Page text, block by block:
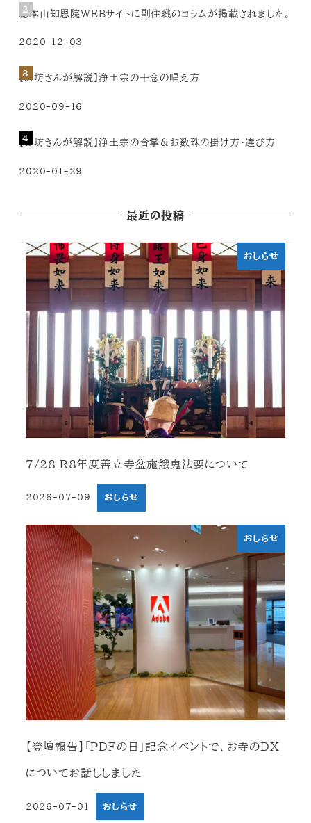
総本山知恩院WEBサイトに副住職のコラムが掲載されました。
2020-12-03
【お坊さんが解説】浄土宗の十念の唱え方
2020-09-16
【お坊さんが解説】浄土宗の合掌＆お数珠の掛け方・選び方
2020-01-29
最近の投稿
おしらせ
7/28 R8年度善立寺盆施餓鬼法要について
2026-07-09 おしらせ
おしらせ
【登壇報告】「PDFの日」記念イベントで、お寺のDX
についてお話ししました
2026-07-01 おしらせ